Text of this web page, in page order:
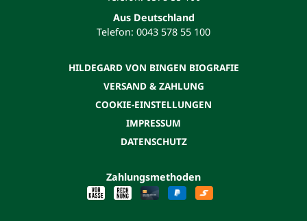
Aus Deutschland
Telefon: 0043 578 55 100
HILDEGARD VON BINGEN BIOGRAFIE
VERSAND & ZAHLUNG
COOKIE-EINSTELLUNGEN
IMPRESSUM
DATENSCHUTZ
Zahlungsmethoden